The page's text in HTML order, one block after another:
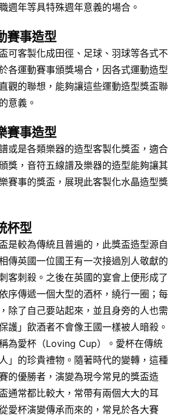
週年等具特殊週年意義的場合。
賽事造型
可客製化成田徑、足球、羽球等各式不
各運動賽事頒獎場合，因各式運動造型
觀的聯想，能夠讓這些運動造型獎盃聯
意義。
賽事造型
或是各類樂器的造型客製化獎盃，適合
獎，音符五線譜及樂器的造型能夠讓其
賽事的獎盃，展現此客製化水晶造型獎
杯型
是較為傳統且普遍的，此獎盃造型源自
傳英國一位國王有一次接過別人敬獻的
客刺殺。之後在英國的宴會上便形成了
序傳遞一個大型的酒杯，繞行一圈；每
除了自己要站起來，並且身旁的人也需
護」飲酒者不會像王國一樣被人暗殺。
為愛杯（Loving Cup）。愛杯在傳統
」的珍貴禮物。隨著時代的變轉，這種
的優勝者，演變為現今常見的獎盃造
通常都比較大，常帶有兩個大大的耳
愛杯演變傳承而來的，常見於各大賽